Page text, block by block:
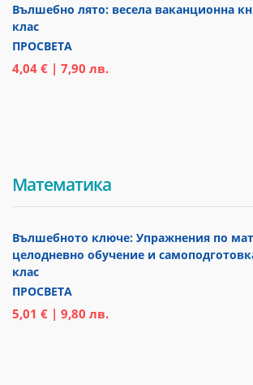
Вълшебно лято: весела ваканционна
клас
ПРОСВЕТА
4,04 € | 7,90 лв.
Математика
Вълшебното ключе: Упражнения по
целодневно обучение и
клас
ПРОСВЕТА
5,01 € | 9,80 лв.